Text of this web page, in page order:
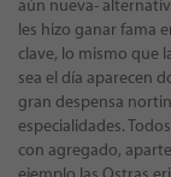
aún nueva-
les hizo ganar fama
clave, lo mismo que
sea el día aparecen
gran despensa
especialidades.
con agregado,